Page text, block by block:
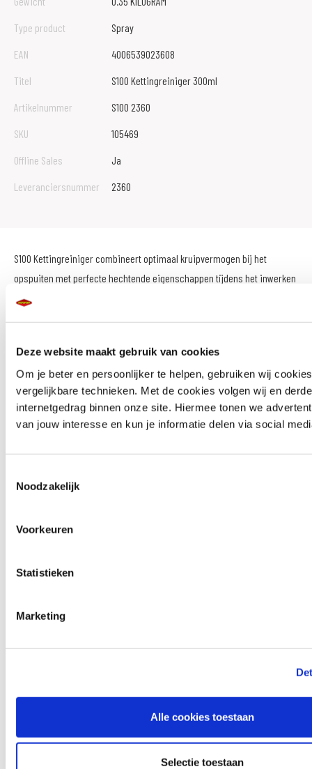
Deze website maakt gebruik van cookies
Om je beter en persoonlijker te helpen, gebruiken wij
vergelijkbare technieken. Met de cookies volgen wij en
internetgedrag binnen onze site. Hiermee tonen we
van jouw interesse en kun je informatie delen via social
Noodzakelijk
Voorkeuren
Statistieken
Marketing
Alle cookies toestaan
Selectie toestaan
Type product
Spray
EAN
4006539023608
Titel
S100 Kettingreiniger 300ml
Artikelnummer
S100 2360
SKU
105469
Offline Sales
Ja
Leveranciersnummer
2360
S100 Kettingreiniger combineert optimaal kruipvermogen bij het
opspuiten met perfecte hechtende eigenschappen tijdens het inwerken
en druipt niet weg.
loopeigenschappen, minder weerstand en wrijving, waardoor minder
slijtage van ketting en tandwielen. Getest en vrijgegeven voor O/X/Z-ring
kettingen. Verwijdert snel en effectief alle vuil en vet van de ketting, ook
tussen de schakels in. Ideaal voor het verwijderen van weggeslingerd
kettingvet van het achterwiel. Is absoluut veilig voor alle materialen,
bevat speciale toevoeging voor corrosiebescherming en is zuurvrij.